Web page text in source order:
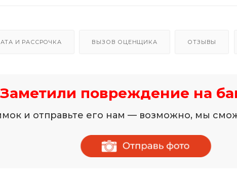
И РАССРОЧКА ВЫЗОВ ОЦЕНЩИКА ОТЗЫВЫ
Заметили повреждение на
и отправьте его нам — возможно, мы